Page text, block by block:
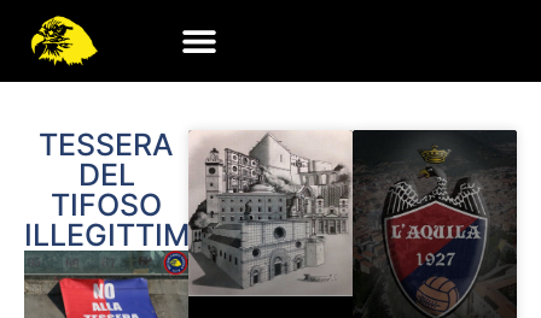
TESSERA
DEL
TIFOSO
ILLEGITTIMA!